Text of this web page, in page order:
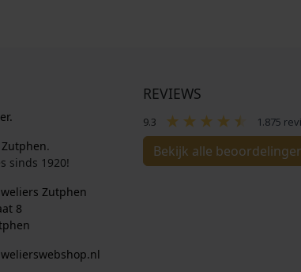
Zutphen.
sinds 1920!
Zutphen
8
REVIEWS
9.3 1.875
Bekijk alle